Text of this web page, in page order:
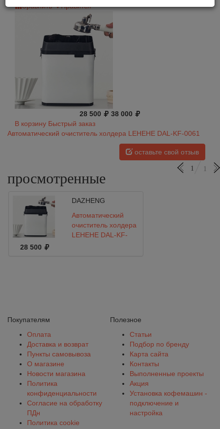
Сравнить Нравится
28 500
38 000
В корзину Быстрый заказ
Автоматический очиститель холдера LEHEHE DAL-KF-0061
оставьте свой отзыв
просмотренные
1 1
DAZHENG
Автоматический
очиститель холдера
LEHEHE DAL-KF-
28 500
Покупателям
Оплата
Доставка и возврат
Пункты самовывоза
О магазине
Новости магазина
Политика
конфиденциальности
Согласие на обработку
ПДн
Политика cookie
Полезное
Статьи
Подбор по бренду
Карта сайта
Контакты
Выполненные проекты
Акция
Установка кофемашин -
подключение и
настройка